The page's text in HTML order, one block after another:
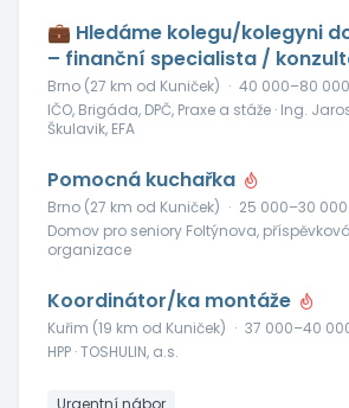
💼 Hledáme kolegu/kolegyni
– finanční specialista /
Brno (27 km od Kuniček) · 40 000–80
IČO, Brigáda, DPČ, Praxe a stáže · Ing.
Škulavik, EFA
Pomocná kuchařka
Brno (27 km od Kuniček) · 25 000–30 000
Domov pro seniory Foltýnova, příspěvková
organizace
Koordinátor/ka montáže
Kuřim (19 km od Kuniček) · 37 000–40
HPP · TOSHULIN, a.s.
Urgentní nábor